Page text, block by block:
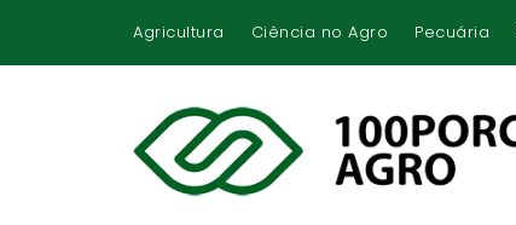
Agricultura Ciência no Agro Pecuária